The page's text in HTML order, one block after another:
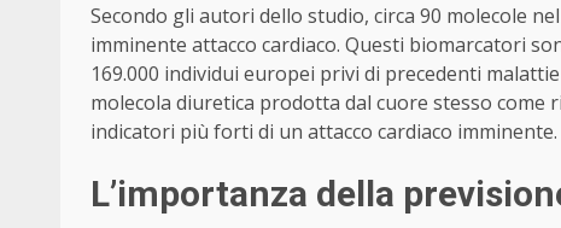
Secondo gli autori dello studio, circa 90 molecole
imminente attacco cardiaco. Questi biomarcatori
169.000 individui europei privi di precedenti
molecola diuretica prodotta dal cuore stesso come
indicatori più forti di un attacco cardiaco imminente.
L’importanza della